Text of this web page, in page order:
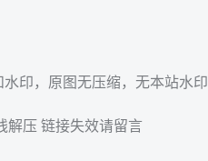
印，原图无压缩，无本站水印
解压 链接失效请留言